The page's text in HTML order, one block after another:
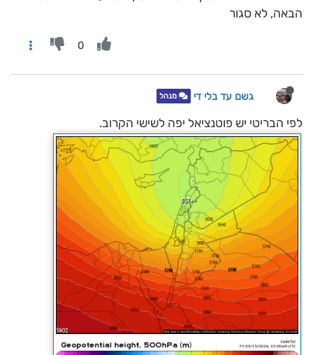
הבאה, לא סגור
0
גשם עד בלי די מנהל
לפי הבריטי יש פוטנציאל יפה לשישי הקרוב.